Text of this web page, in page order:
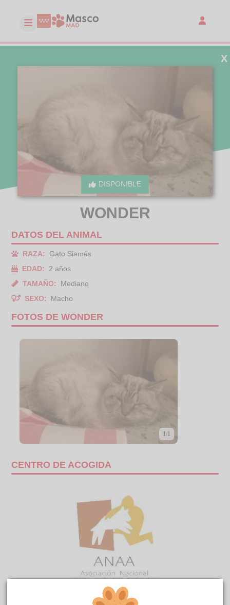
DISPONIBLE
X
WONDER
DATOS DEL ANIMAL
RAZA:
Gato Siamés
EDAD:
2 años
TAMAÑO:
Mediano
SEXO:
Macho
FOTOS DE WONDER
1/1
CENTRO DE ACOGIDA